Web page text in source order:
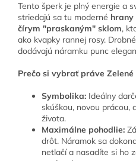
Tento šperk je plný energie a
striedajú sa tu moderné
čírym "praskaným" sklom,
ako kvapky rannej rosy.
dodávajú náramku punc
Prečo si vybrať práve Zelené
Symbolika: Ideálny
skúškou, novou prácou,
života.
Maximálne pohodlie:
drôt. Náramok sa
netlačí a nasadíte si ho